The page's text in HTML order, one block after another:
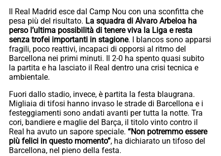
Il Real Madrid esce dal Camp Nou con una sconfitta che
pesa più del risultato. La squadra di Alvaro Arbeloa ha
perso l’ultima possibilità di tenere viva la Liga e resta
senza trofei importanti in stagione. I blancos sono apparsi
fragili, poco reattivi, incapaci di opporsi al ritmo del
Barcellona nei primi minuti. Il 2-0 ha spento quasi subito
la partita e ha lasciato il Real dentro una crisi tecnica e
ambientale.
Fuori dallo stadio, invece, è partita la festa blaugrana.
Migliaia di tifosi hanno invaso le strade di Barcellona e i
festeggiamenti sono andati avanti per tutta la notte. Tra
cori, bandiere e maglie del Barça, il titolo vinto contro il
Real ha avuto un sapore speciale. “Non potremmo essere
più felici in questo momento”, ha dichiarato un tifoso del
Barcellona, nel pieno della festa.